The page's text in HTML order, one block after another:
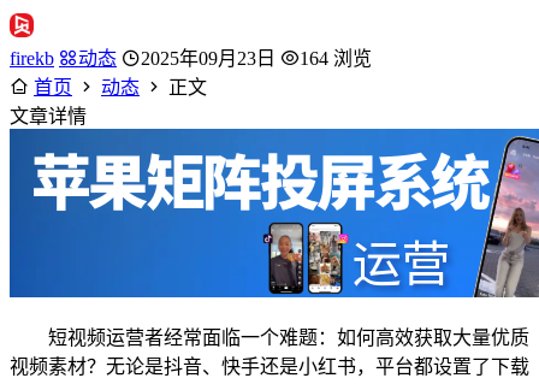
firekb 动态 2025年09月23日
164 浏览
首页
动态
正文
文章详情
短视频运营者经常面临一个难题：如何高效获取大量优质
视频素材？无论是抖音、快手还是小红书，平台都设置了下载